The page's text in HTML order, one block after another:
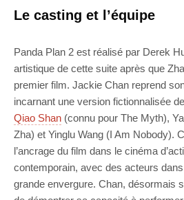
Le casting et l’équipe
Panda Plan 2 est réalisé par Derek
artistique de cette suite après que
premier film. Jackie Chan reprend
incarnant une version fictionnalisée
Qiao Shan (connu pour The Myth),
Zha) et Yinglu Wang (I Am Nobody).
l’ancrage du film dans le cinéma
contemporain, avec des acteurs
grande envergure. Chan, désormais